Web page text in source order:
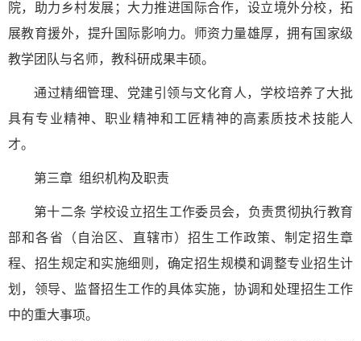
院，助力乡村发展；大力推进国际合作，设立境外分校，拓
展教育援外，提升国际影响力。师资力量雄厚，拥有国家级
教学团队与名师，教科研成果丰硕。
通过精细管理、党建引领与文化育人，学校培养了大批
具有专业精神、职业精神和工匠精神的高素质技术技能人
才。
第三章 组织机构及职责
第十二条 学校设立招生工作委员会，负责贯彻执行教育
部和各省（自治区、直辖市）招生工作政策、制定招生章
程、招生规定和实施细则，确定招生规模和调整专业招生计
划，领导、监督招生工作的具体实施，协调和处理招生工作
中的重大事项。